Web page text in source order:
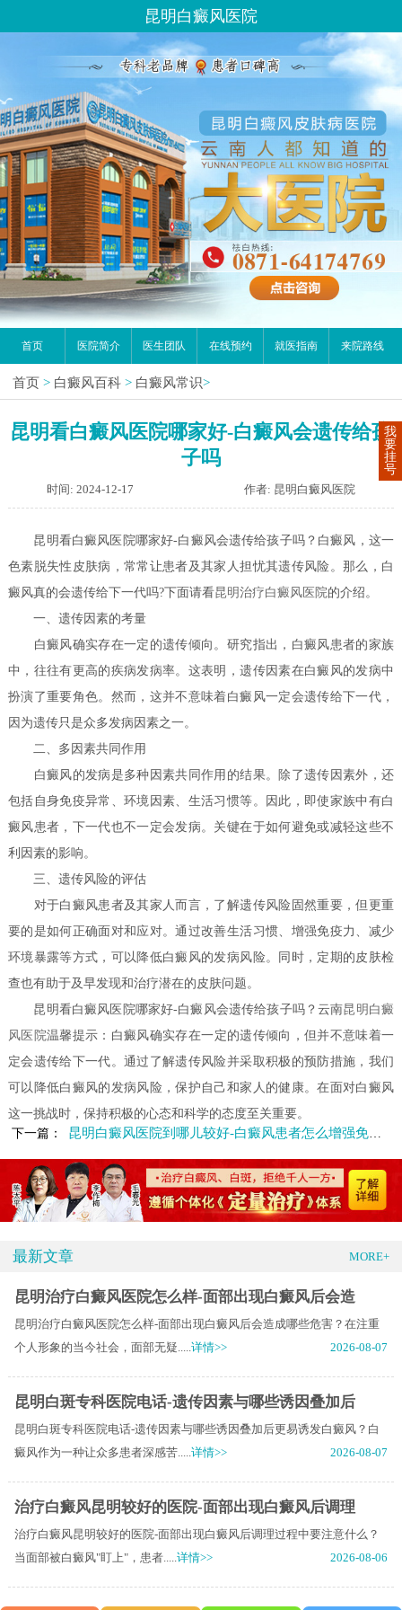
昆明白癜风医院
首页 医院简介 医生团队 在线预约 就医指南 来院路线
首页 > 白癜风百科 > 白癜风常识>
昆明看白癜风医院哪家好-白癜风会遗传给孩
子吗
时间: 2024-12-17 作者: 昆明白癜风医院
昆明看白癜风医院哪家好-白癜风会遗传给孩子吗？白癜风，这一
色素脱失性皮肤病，常常让患者及其家人担忧其遗传风险。那么，白
癜风真的会遗传给下一代吗?下面请看昆明治疗白癜风医院的介绍。
一、遗传因素的考量
白癜风确实存在一定的遗传倾向。研究指出，白癜风患者的家族
中，往往有更高的疾病发病率。这表明，遗传因素在白癜风的发病中
扮演了重要角色。然而，这并不意味着白癜风一定会遗传给下一代，
因为遗传只是众多发病因素之一。
二、多因素共同作用
白癜风的发病是多种因素共同作用的结果。除了遗传因素外，还
包括自身免疫异常、环境因素、生活习惯等。因此，即使家族中有白
癜风患者，下一代也不一定会发病。关键在于如何避免或减轻这些不
利因素的影响。
三、遗传风险的评估
对于白癜风患者及其家人而言，了解遗传风险固然重要，但更重
要的是如何正确面对和应对。通过改善生活习惯、增强免疫力、减少
环境暴露等方式，可以降低白癜风的发病风险。同时，定期的皮肤检
查也有助于及早发现和治疗潜在的皮肤问题。
昆明看白癜风医院哪家好-白癜风会遗传给孩子吗？云南昆明白癜
风医院温馨提示：白癜风确实存在一定的遗传倾向，但并不意味着一
定会遗传给下一代。通过了解遗传风险并采取积极的预防措施，我们
可以降低白癜风的发病风险，保护自己和家人的健康。在面对白癜风
这一挑战时，保持积极的心态和科学的态度至关重要。
下一篇：
昆明白癜风医院到哪儿较好-白癜风患者怎么增强免疫力
最新文章 MORE+
昆明治疗白癜风医院怎么样-面部出现白癜风后会造
昆明治疗白癜风医院怎么样-面部出现白癜风后会造成哪些危害？在注重
个人形象的当今社会，面部无疑.....详情>> 2026-08-07
昆明白斑专科医院电话-遗传因素与哪些诱因叠加后
昆明白斑专科医院电话-遗传因素与哪些诱因叠加后更易诱发白癜风？白
癜风作为一种让众多患者深感苦.....详情>> 2026-08-07
治疗白癜风昆明较好的医院-面部出现白癜风后调理
治疗白癜风昆明较好的医院-面部出现白癜风后调理过程中要注意什么？
当面部被白癜风"盯上"，患者.....详情>> 2026-08-06
我
要
挂
号